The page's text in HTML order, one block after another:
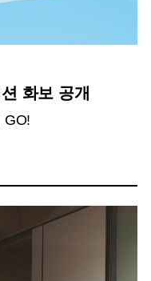
화보 공개
GO!